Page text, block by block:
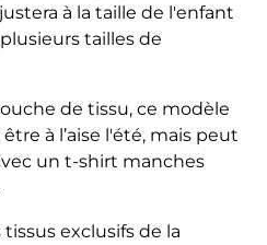
à la taille de l'enfant
tailles de
de tissu, ce modèle
à l’aise l'été, mais peut
un t-shirt manches
exclusifs de la